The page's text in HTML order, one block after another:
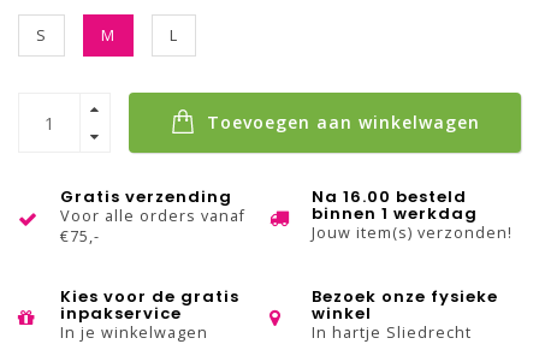
S M L
Toevoegen aan winkelwagen
Gratis verzending
Voor alle orders vanaf
€75,-
Na 16.00 besteld
binnen 1 werkdag
Jouw item(s) verzonden!
Kies voor de gratis
inpakservice
In je winkelwagen
Bezoek onze fysieke
winkel
In hartje Sliedrecht